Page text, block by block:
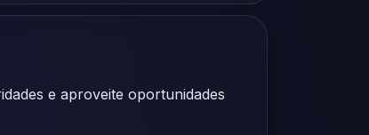
e aproveite oportunidades